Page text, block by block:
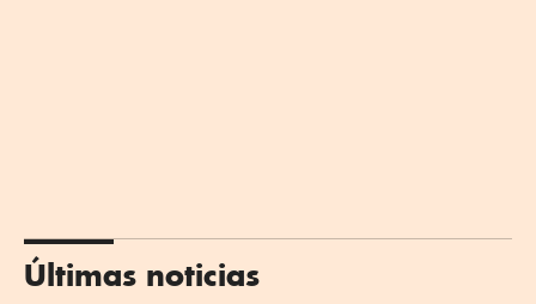
Últimas noticias